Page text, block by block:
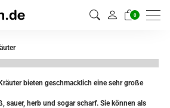
0
Kräuter bieten geschmacklich eine sehr große
sauer, herb und sogar scharf. Sie können als